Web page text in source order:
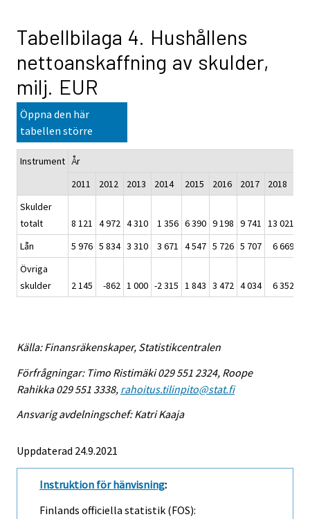
Tabellbilaga 4. Hushållens
nettoanskaffning av skulder,
milj. EUR
Öppna den här
tabellen större
Instrument År
2011
2012 2013 2014 2015 2016 2017 2018
Skulder
totalt
8 121 4 972 4 310 1 356 6 390 9 198 9 741 13 021
Lån
5 976 5 834 3 310 3 671 4 547 5 726 5 707 6 669
Övriga
skulder
2 145 -862 1 000 -2 315 1 843 3 472 4 034 6 352
Källa: Finansräkenskaper, Statistikcentralen
Förfrågningar: Timo Ristimäki 029 551 2324, Roope
Rahikka 029 551 3338, rahoitus.tilinpito@stat.fi
Ansvarig avdelningschef: Katri Kaaja
Uppdaterad 24.9.2021
Instruktion för hänvisning:
Finlands officiella statistik (FOS):